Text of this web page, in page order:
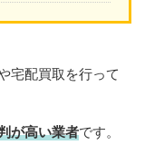
宅配買取を行って
が高い業者です。